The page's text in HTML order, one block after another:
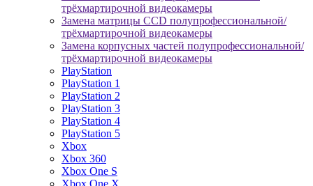
трёхмартирочной видеокамеры
Замена матрицы CCD полупрофессиональной/
трёхмартирочной видеокамеры
Замена корпусных частей полупрофессиональной/
трёхмартирочной видеокамеры
PlayStation
PlayStation 1
PlayStation 2
PlayStation 3
PlayStation 4
PlayStation 5
Xbox
Xbox 360
Xbox One S
Xbox One X